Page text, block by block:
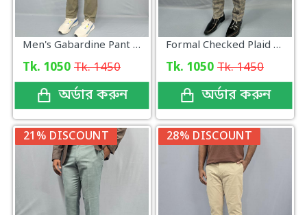
Men's Gabardine Pant Lite green
Tk. 1050 Tk. 1450
অর্ডার করুন
Formal Checked Plaid Pattern
Tk. 1050 Tk. 1450
অর্ডার করুন
21% DISCOUNT 28% DISCOUNT